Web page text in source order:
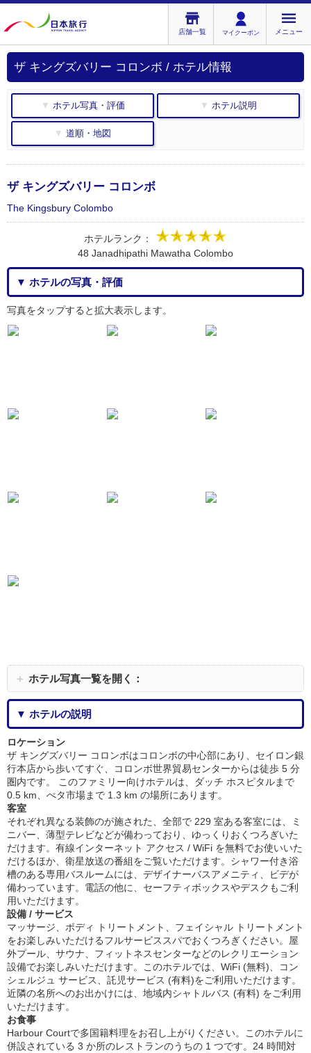
店舗一覧 マイクーポン メニュー
ザ キングズバリー コロンボ / ホテル情報
▼ ホテル写真・評価 ▼ ホテル説明
▼ 道順・地図
ザ キングズバリー コロンボ
The Kingsbury Colombo
ホテルランク：
48 Janadhipathi Mawatha Colombo
▼ ホテルの写真・評価
写真をタップすると拡大表示します。
＋ ホテル写真一覧を開く：
▼ ホテルの説明
ロケーション
ザ キングズバリー コロンボはコロンボの中心部にあり、セイロン銀
行本店から歩いてすぐ、コロンボ世界貿易センターからは徒歩 5 分
圏内です。 このファミリー向けホテルは、ダッチ ホスピタルまで
0.5 km、ぺタ市場まで 1.3 km の場所にあります。
客室
それぞれ異なる装飾のが施された、全部で 229 室ある客室には、ミ
ニバー、薄型テレビなどが備わっており、ゆっくりおくつろぎいた
だけます。有線インターネット アクセス / WiFi を無料でお使いいた
だけるほか、衛星放送の番組をご覧いただけます。シャワー付き浴
槽のある専用バスルームには、デザイナーバスアメニティ、ビデが
備わっています。電話の他に、セーフティボックスやデスクもご利
用いただけます。
設備 / サービス
マッサージ、ボディ トリートメント、フェイシャル トリートメント
をお楽しみいただけるフルサービススパでおくつろぎください。屋
外プール、サウナ、フィットネスセンターなどのレクリエーション
設備でお楽しみいただけます。このホテルでは、WiFi (無料)、コン
シェルジュ サービス、託児サービス (有料)をご利用いただけます。
近隣の名所へのお出かけには、地域内シャトルバス (有料) をご利用
いただけます。
お食事
Harbour Courtで多国籍料理をお召し上がりください。このホテルに
併設されている 3 か所のレストランのうちの 1 つです。24 時間対